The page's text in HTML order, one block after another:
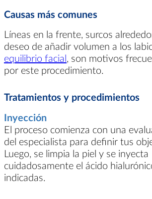
Causas más comunes
Líneas en la frente, surcos
deseo de añadir volumen a los
equilibrio facial, son motivos
por este procedimiento.
Tratamientos y procedimientos
Inyección
El proceso comienza con una
del especialista para definir tus
Luego, se limpia la piel y se inyecta
cuidadosamente el ácido
indicadas.